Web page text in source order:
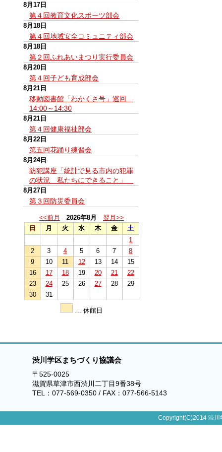
8月17日
第４回教育文化スポーツ部会
8月18日
第４回地域安全コミュニティ部会
8月18日
第２回ふれあいまつり実行委員会
8月20日
第４回子ども育成部会
8月21日
移動図書館「わかくさ号」巡回
14:00～14:30
8月21日
第４回健康福祉部会
8月22日
第五回花踊り練習会
8月24日
防犯講座「統計で見る市内の犯罪
の状況 私たちにできること」
8月27日
第３回防災委員会
<<前月 2026年8月
翌月>>
日
月 火 水 木 金
土
1
2
3 4 5 6 7
8
9
10 11 12 13 14
15
16
17 18 19 20 21
22
23
24 25 26 27 28
29
30
31
… 休館日
渋川学区まちづくり協議会
〒525-0025
滋賀県草津市西渋川二丁目9番38号
TEL：077-569-0350 / FAX：077-566-5143
Copyright(C)2014 渋川